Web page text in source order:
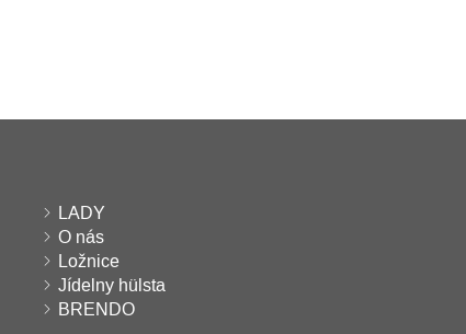
LADY
O nás
Ložnice
Jídelny hülsta
BRENDO